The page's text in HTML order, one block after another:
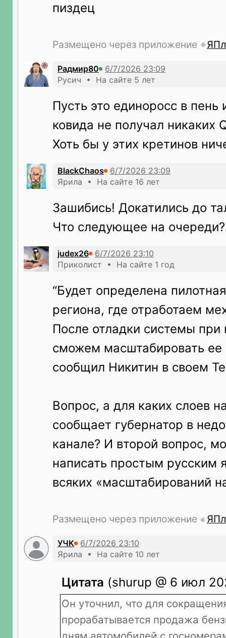
пиздец
Размещено через приложение
Радмир80
Русич • На сайте 5 лет
Пусть это единоросс в
ковида не получал никаких
Хоть бы у этих кретинов
BlackChaos
Ярила • На сайте 16 лет
Зашибись! Докатились до
Что следующее на очереди?
judex26
Приколист • На сайте 1 год
“Будет определена
региона, где отработаем
После отладки системы при
сможем масштабировать ее
сообщил Никитин в своем
Вопрос, а для каких слоев
сообщает губернатор в
канале? И второй вопрос,
написать простым русским
всяких «масштабирований
Размещено через приложение
УЧК
Ярила • На сайте 10 лет
Цитата (shurup @ 6 июл
Он уточнил, что для
прорабатывается продажа